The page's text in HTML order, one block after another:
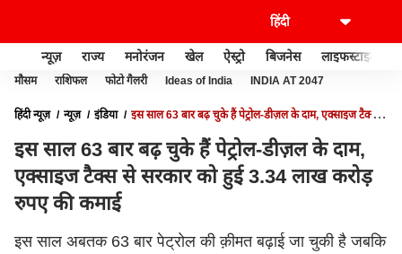
न्यूज़ राज्य मनोरंजन खेल ऐस्ट्रो बिजनेस लाइफस्टाइल
मौसम राशिफल फोटो गैलरी Ideas of India INDIA AT 2047
हिंदी न्यूज़ न्यूज़ इंडिया
इस साल 63 बार बढ़ चुके हैं पेट्रोल-डीज़ल के दाम, एक्साइज टैक्स से
इस साल 63 बार बढ़ चुके हैं पेट्रोल-डीज़ल के दाम,
एक्साइज टैक्स से सरकार को हुई 3.34 लाख करोड़
रुपए की कमाई
इस साल अबतक 63 बार पेट्रोल की क़ीमत बढ़ाई जा चुकी है जबकि